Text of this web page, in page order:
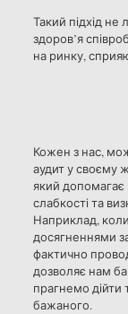
Такий підхід
здоров’я
на ринку,
Кожен з нас,
аудит у своєму
який допомагає
слабкості та
Наприклад,
досягненнями
фактично
дозволяє нам
прагнемо дійти
бажаного.